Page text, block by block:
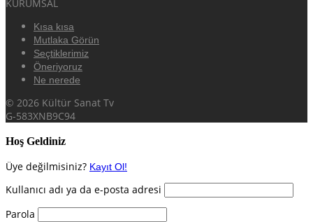
KURUMSAL
Kısa kısa
Mutlaka Görün
Seçtiklerimiz
Öneriyoruz
Ne nerede
© 2026 Kültür Sanat Tv
G-583XNB9C94
Hoş Geldiniz
Üye değilmisiniz? Kayıt Ol!
Kullanıcı adı ya da e-posta adresi
Parola